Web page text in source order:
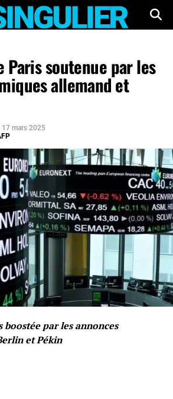
Paris soutenue par les
allemand et
17 mars 2025
boostée par les annonces
et Pékin